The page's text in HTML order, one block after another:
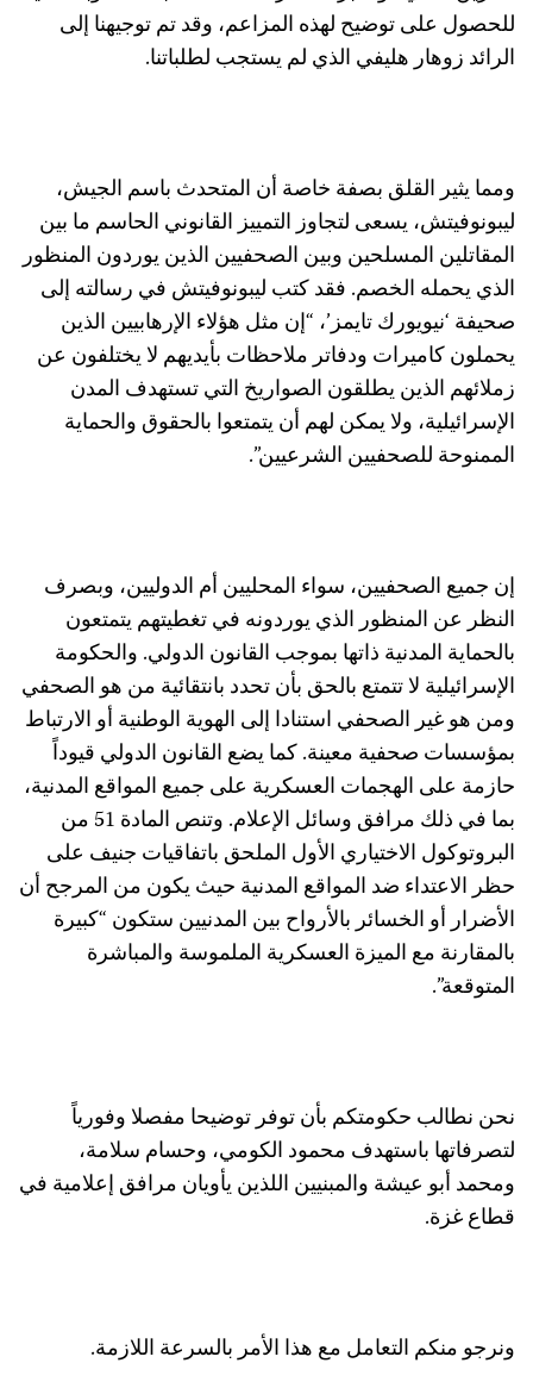
للحصول على توضيح لهذه المزاعم، وقد تم توجيهنا إلى
الرائد زوهار هليفي الذي لم يستجب لطلباتنا.
ومما يثير القلق بصفة خاصة أن المتحدث باسم الجيش،
ليبونوفيتش، يسعى لتجاوز التمييز القانوني الحاسم ما بين
المقاتلين المسلحين وبين الصحفيين الذين يوردون المنظور
الذي يحمله الخصم. فقد كتب ليبونوفيتش في رسالته إلى
صحيفة ‘نيويورك تايمز’، “إن مثل هؤلاء الإرهابيين الذين
يحملون كاميرات ودفاتر ملاحظات بأيديهم لا يختلفون عن
زملائهم الذين يطلقون الصواريخ التي تستهدف المدن
الإسرائيلية، ولا يمكن لهم أن يتمتعوا بالحقوق والحماية
الممنوحة للصحفيين الشرعيين”.
إن جميع الصحفيين، سواء المحليين أم الدوليين، وبصرف
النظر عن المنظور الذي يوردونه في تغطيتهم يتمتعون
بالحماية المدنية ذاتها بموجب القانون الدولي. والحكومة
الإسرائيلية لا تتمتع بالحق بأن تحدد بانتقائية من هو الصحفي
ومن هو غير الصحفي استنادا إلى الهوية الوطنية أو الارتباط
بمؤسسات صحفية معينة. كما يضع القانون الدولي قيوداً
حازمة على الهجمات العسكرية على جميع المواقع المدنية،
بما في ذلك مرافق وسائل الإعلام. وتنص المادة 51 من
البروتوكول الاختياري الأول الملحق باتفاقيات جنيف على
حظر الاعتداء ضد المواقع المدنية حيث يكون من المرجح أن
الأضرار أو الخسائر بالأرواح بين المدنيين ستكون “كبيرة
بالمقارنة مع الميزة العسكرية الملموسة والمباشرة
المتوقعة”.
نحن نطالب حكومتكم بأن توفر توضيحا مفصلا وفورياً
لتصرفاتها باستهدف محمود الكومي، وحسام سلامة،
ومحمد أبو عيشة والمبنيين اللذين يأويان مرافق إعلامية في
قطاع غزة.
ونرجو منكم التعامل مع هذا الأمر بالسرعة اللازمة.